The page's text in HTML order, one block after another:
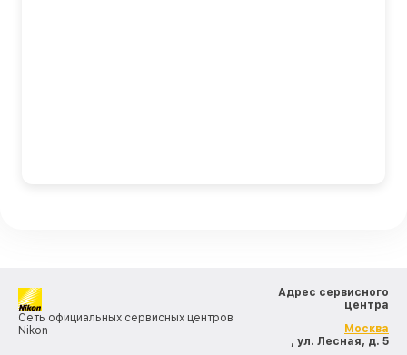
Сеть официальных сервисных центров
Nikon
Адрес сервисного
центра
Москва
, ул. Лесная, д. 5